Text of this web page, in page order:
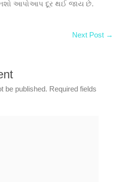
નશો આપોઆપ દૂર થઈ જાય છે.
Next Post →
be published. Required fields